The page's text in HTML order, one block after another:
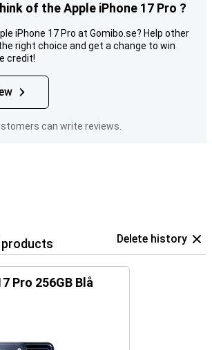
of the Apple iPhone 17 Pro ?
iPhone 17 Pro at Gomibo.se? Help other
right choice and get a change to win
credit!
can write reviews.
products Delete history
Pro 256GB Blå